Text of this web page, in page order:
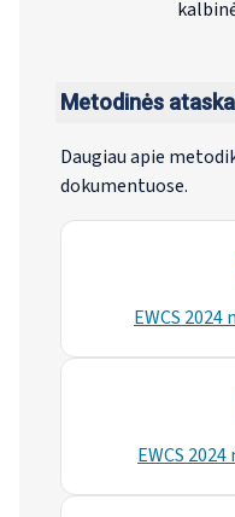
Metodinės
Daugiau apie
dokumentuose.
EWCS
EWCS